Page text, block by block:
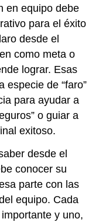
en equipo debe
para el éxito
desde el
como meta o
lograr. Esas
especie de “faro”
para ayudar a
o guiar a
exitoso.
desde el
conocer su
parte con las
equipo. Cada
y uno,